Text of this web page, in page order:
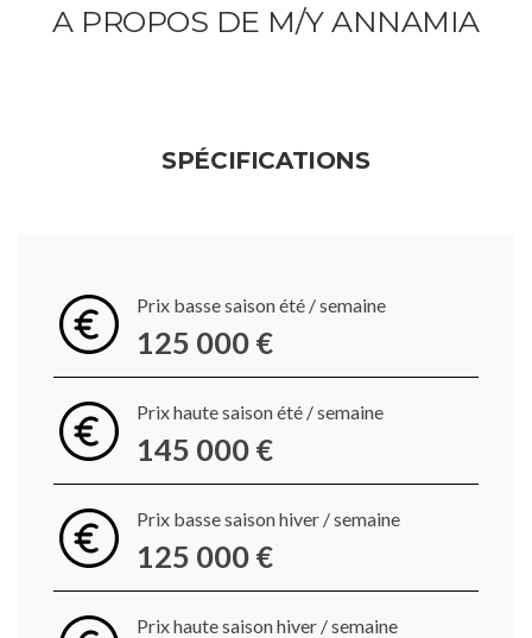
A PROPOS DE M/Y ANNAMIA
SPÉCIFICATIONS
Prix basse saison été / semaine
125 000 €
Prix haute saison été / semaine
145 000 €
Prix basse saison hiver / semaine
125 000 €
Prix haute saison hiver / semaine